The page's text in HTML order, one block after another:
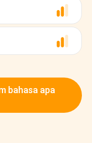
bahasa apa